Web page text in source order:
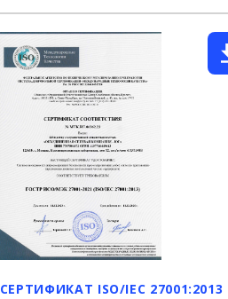
СЕРТИФИКАТ ISO/IEC 27001:2013